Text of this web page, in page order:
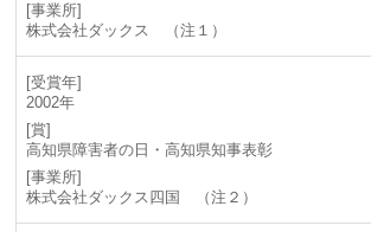
株式会社ダックス （注１）
2002年
高知県障害者の日・高知県知事表彰
株式会社ダックス四国 （注２）